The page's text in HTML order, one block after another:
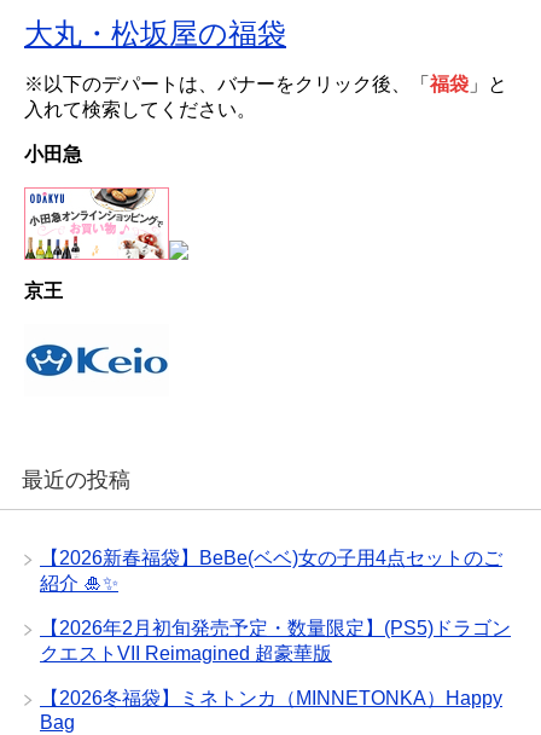
大丸・松坂屋の福袋
※以下のデパートは、バナーをクリック後、「 福袋 」と
入れて検索してください。
小田急
京王
最近の投稿
【2026新春福袋】BeBe(ベベ)女の子用4点セットのご
紹介 🎍✨
【2026年2月初旬発売予定・数量限定】(PS5)ドラゴン
クエストVII Reimagined 超豪華版
【2026冬福袋】ミネトンカ（MINNETONKA）Happy
Bag